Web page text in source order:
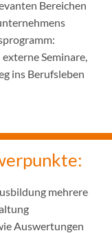
Bereichen
Seminare,
ins Berufsleben
mehrere
Auswertungen